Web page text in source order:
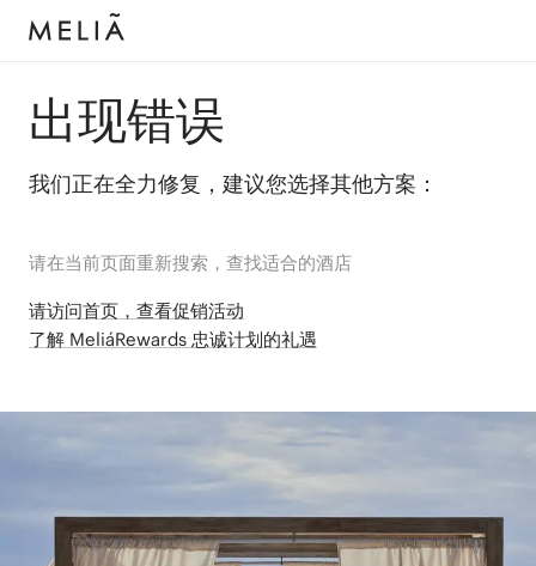
出现错误
我们正在全力修复，建议您选择其他方案：
请在当前页面重新搜索，查找适合的酒店
请访问首页，查看促销活动
了解 MeliáRewards 忠诚计划的礼遇